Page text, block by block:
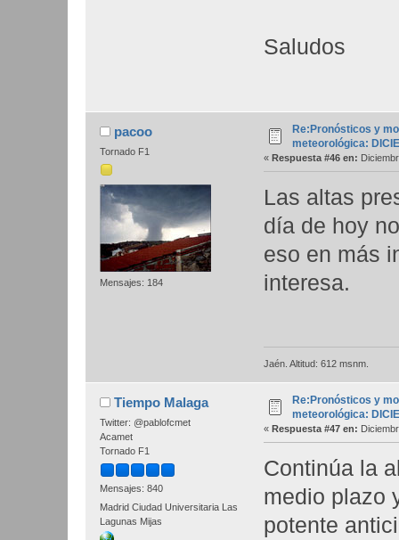
Saludos
pacoo
Tornado F1
Mensajes: 184
Re:Pronósticos y
meteorológica:
« Respuesta #46 en:
Las altas
día de hoy
eso en más
interesa.
Jaén. Altitud: 612 msnm.
Tiempo Malaga
Twitter: @pablofcmet
Acamet
Tornado F1
Mensajes: 840
Madrid Ciudad Universitaria Las
Lagunas Mijas
Re:Pronósticos y
meteorológica:
« Respuesta #47 en:
Continúa la
medio plazo
potente